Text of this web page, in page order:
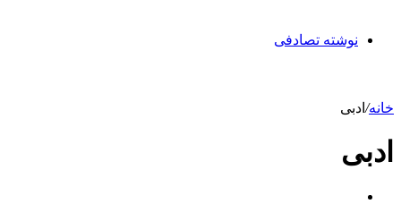
نوشته تصادفی
خانه/ ادبی
ادبی